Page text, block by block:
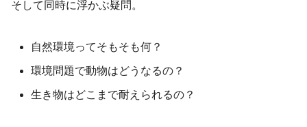
そして同時に浮かぶ疑問。
自然環境ってそもそも何？
環境問題で動物はどうなるの？
生き物はどこまで耐えられるの？